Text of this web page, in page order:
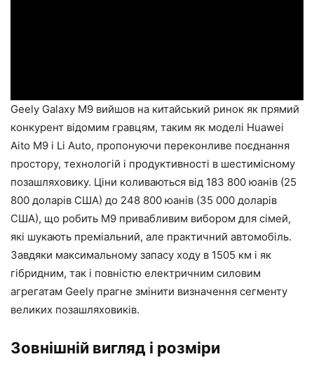
Geely Galaxy M9 вийшов на китайський ринок як прямий
конкурент відомим гравцям, таким як моделі Huawei
Aito M9 і Li Auto, пропонуючи переконливе поєднання
простору, технологій і продуктивності в шестимісному
позашляховику. Ціни коливаються від 183 800 юанів (25
800 доларів США) до 248 800 юанів (35 000 доларів
США), що робить M9 привабливим вибором для сімей,
які шукають преміальний, але практичний автомобіль.
Завдяки максимальному запасу ходу в 1505 км і як
гібридним, так і повністю електричним силовим
агрегатам Geely прагне змінити визначення сегменту
великих позашляховиків.
Зовнішній вигляд і розміри